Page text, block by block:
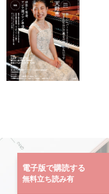
電子版で購読する
無料立ち読み有